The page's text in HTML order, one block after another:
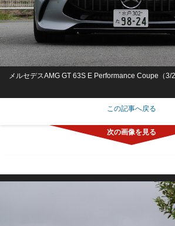
メルセデスAMG GT 63S E Performance Coupe（3/
この記事へ戻る